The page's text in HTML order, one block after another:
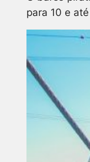
para 10 e